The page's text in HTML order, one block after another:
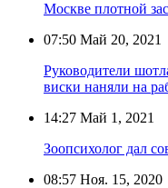
Москве плотной
07:50 Май 20, 2021
Руководители
виски наняли на
14:27 Май 1, 2021
Зоопсихолог дал
08:57 Ноя. 15, 2020